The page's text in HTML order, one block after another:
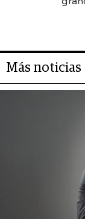
Más noticias